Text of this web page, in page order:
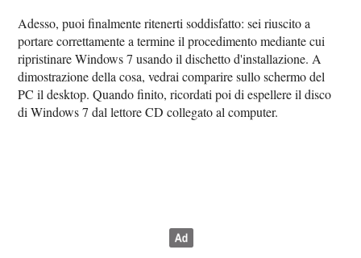
Adesso, puoi finalmente ritenerti soddisfatto: sei riuscito a
portare correttamente a termine il procedimento mediante cui
ripristinare Windows 7 usando il dischetto d'installazione. A
dimostrazione della cosa, vedrai comparire sullo schermo del
PC il desktop. Quando finito, ricordati poi di espellere il disco
di Windows 7 dal lettore CD collegato al computer.